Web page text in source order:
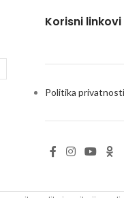
Korisni linkovi
Politika